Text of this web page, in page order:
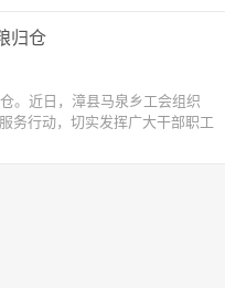
归仓
。近日，漳县马泉乡工会组织
务行动，切实发挥广大干部职工